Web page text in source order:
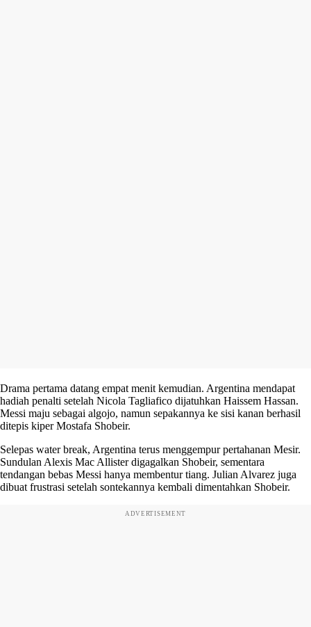
Drama pertama datang empat menit kemudian. Argentina mendapat
hadiah penalti setelah Nicola Tagliafico dijatuhkan Haissem Hassan.
Messi maju sebagai algojo, namun sepakannya ke sisi kanan berhasil
ditepis kiper Mostafa Shobeir.
Selepas water break, Argentina terus menggempur pertahanan Mesir.
Sundulan Alexis Mac Allister digagalkan Shobeir, sementara
tendangan bebas Messi hanya membentur tiang. Julian Alvarez juga
dibuat frustrasi setelah sontekannya kembali dimentahkan Shobeir.
ADVERTISEMENT